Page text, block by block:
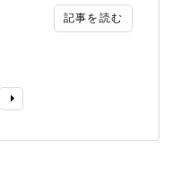
記事を読む